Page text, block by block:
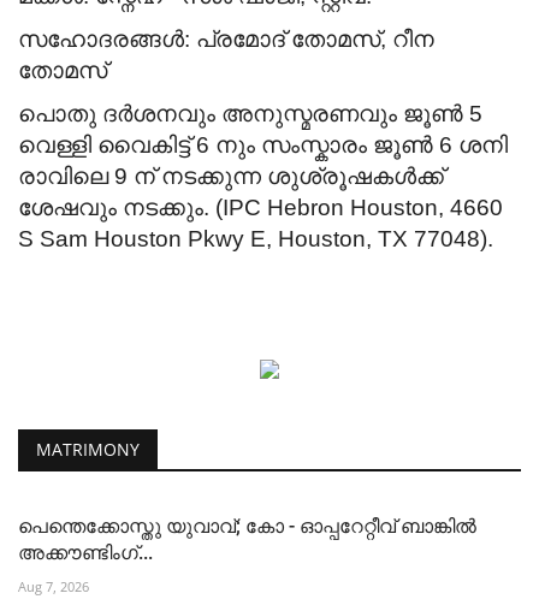
സഹോദരങ്ങൾ: പ്രമോദ് തോമസ്, റീന
തോമസ്
പൊതു ദർശനവും അനുസ്മരണവും ജൂൺ 5
വെള്ളി വൈകിട്ട് 6 നും സംസ്കാരം ജൂൺ 6 ശനി
രാവിലെ 9 ന് നടക്കുന്ന ശുശ്രൂഷകൾക്ക്
ശേഷവും നടക്കും. (IPC Hebron Houston, 4660
S Sam Houston Pkwy E, Houston, TX 77048).
MATRIMONY
പെന്തെക്കോസ്തു യുവാവ്; കോ - ഓപ്പറേറ്റീവ് ബാങ്കിൽ
അക്കൗണ്ടിംഗ്...
Aug 7, 2026